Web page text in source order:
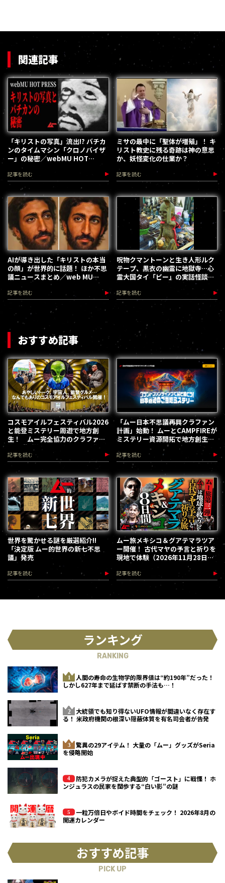
関連記事
「キリストの写真」流出!? バチカ
ンのタイムマシン「クロノバイザ
ー」の秘密／webMU HOT
PRESS
記事を読む
ミサの最中に「聖体が増殖」！ キ
リスト教史に残る奇跡は神の意思
か、妖怪変化の仕業か？
記事を読む
AIが導き出した「キリストの本当
の顔」が世界的に話題！ ほか不思
議ニュースまとめ／web MU
HOT PRESS
記事を読む
呪物クマントーンと生き人形ルク
テープ、黒衣の幽霊に地獄寺…心
霊大国タイ「ピー」の実話怪談／
記事を読む
おすすめ記事
コスモアイルフェスティバル2026
と能登ミステリー周遊で地方創
生！ ムー完全協力のクラファン
第３弾が始動
記事を読む
「ムー日本不思議再興クラファン
計画」始動！ ムーとCAMPFIREが
ミステリー資源開拓で地方創生を
記事を読む
世界を驚かせる謎を厳選紹介!!
「決定版 ムー的世界の新七不思
議」発売
記事を読む
ムー旅メキシコ＆グアテマラツア
ー開催！ 古代マヤの予言と祈りを
現地で体験（2026年11月28日～
12月5日）
記事を読む
ランキング
RANKING
人間の寿命の生物学的限界値は“約190年”だった！
しかし627年まで延ばす禁断の手法も…！
大統領でも知り得ないUFO情報が間違いなく存在す
る！ 米政府機関の根深い隠蔽体質を有名司会者が告発
驚異の29アイテム！ 大量の「ムー」グッズがSeria
を侵略開始
防犯カメラが捉えた典型的「ゴースト」に戦慄！ ホ
ンジュラスの民家を闊歩する“白い影”の謎
一粒万倍日やボイド時間をチェック！ 2026年8月の
開運カレンダー
おすすめ記事
PICK UP